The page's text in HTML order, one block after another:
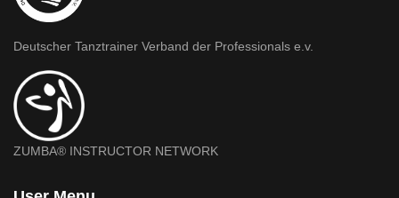
Deutscher Tanztrainer Verband der Professionals e.v.
ZUMBA® INSTRUCTOR NETWORK